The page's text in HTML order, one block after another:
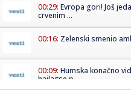
00:29: Evropa gori! Još
crvenim ...
00:16: Zelenski smenio
00:09: Humska konačno
hajlajtse p...